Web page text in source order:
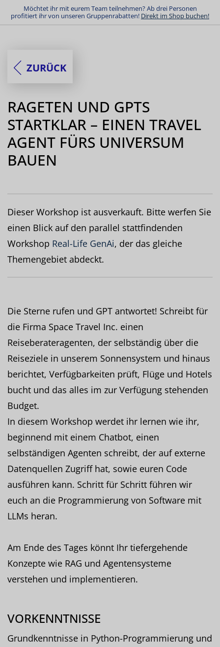
Möchtet ihr mit eurem Team teilnehmen? Ab drei Personen
profitiert ihr von unseren Gruppenrabatten! Direkt im Shop buchen!
ZURÜCK
RAGETEN UND GPTS
STARTKLAR – EINEN TRAVEL
AGENT FÜRS UNIVERSUM
BAUEN
Dieser Workshop ist ausverkauft. Bitte werfen Sie
einen Blick auf den parallel stattfindenden
Workshop Real-Life GenAi, der das gleiche
Themengebiet abdeckt.
Die Sterne rufen und GPT antwortet! Schreibt für
die Firma Space Travel Inc. einen
Reiseberateragenten, der selbständig über die
Reiseziele in unserem Sonnensystem und hinaus
berichtet, Verfügbarkeiten prüft, Flüge und Hotels
bucht und das alles im zur Verfügung stehenden
Budget.
In diesem Workshop werdet ihr lernen wie ihr,
beginnend mit einem Chatbot, einen
selbständigen Agenten schreibt, der auf externe
Datenquellen Zugriff hat, sowie euren Code
ausführen kann. Schritt für Schritt führen wir
euch an die Programmierung von Software mit
LLMs heran.
Am Ende des Tages könnt Ihr tiefergehende
Konzepte wie RAG und Agentensysteme
verstehen und implementieren.
VORKENNTNISSE
Grundkenntnisse in Python-Programmierung und